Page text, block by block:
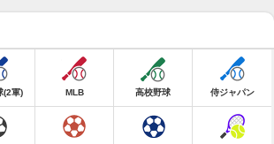
(2軍) MLB 高校野球 侍ジャパン